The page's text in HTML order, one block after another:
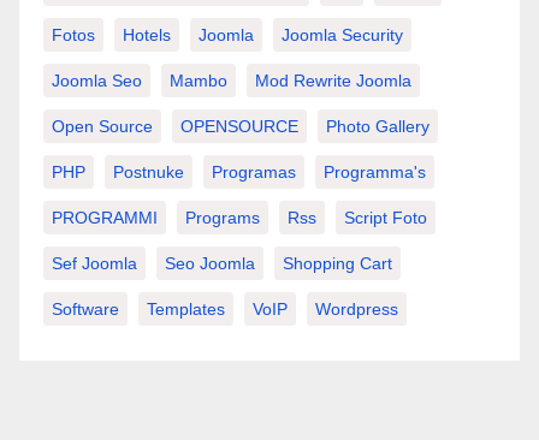
Fotos Hotels Joomla Joomla Security
Joomla Seo Mambo Mod Rewrite Joomla
Open Source OPENSOURCE Photo Gallery
PHP Postnuke Programas Programma's
PROGRAMMI Programs Rss Script Foto
Sef Joomla Seo Joomla Shopping Cart
Software Templates VoIP Wordpress